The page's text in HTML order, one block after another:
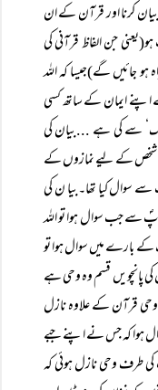
کرنا اور قرآن کے ان
جن الفاظ قرآنی کی
جائیں گے)جیسا کہ اللہ
ایمان کے ساتھ کسی
سے کی ہے ...بیان کی
کے لیے نمازوں کے
کیا تھا۔بیا ن کی
سے جب سوال ہوا تو اللہ
بارے میں سوال ہوا تو
پانچویں قسم وہ وحی ہے
قرآن کے علاوہ نازل
ہوا کہ جس نے اپنے جبے
کی طرف وحی نازل ہوئی کہ